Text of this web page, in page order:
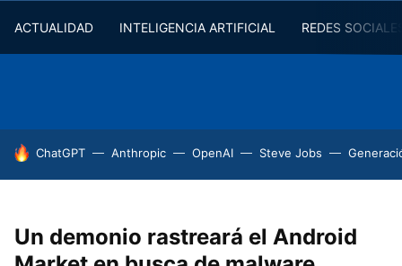
ACTUALIDAD INTELIGENCIA ARTIFICIAL REDES
HOY SE HABLA DE
ChatGPT Anthropic OpenAI Steve Jobs
Un demonio rastreará el Android